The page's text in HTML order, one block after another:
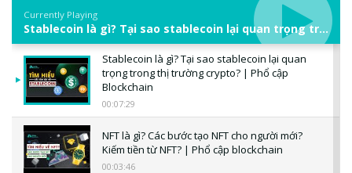
Currently Playing
Stablecoin là gì? Tại sao stablecoin lại quan trọng trong thị trường crypto? | Phổ cập Blockchain
Stablecoin là gì? Tại sao stablecoin lại quan
trọng trong thị trường crypto? | Phổ cập
Blockchain
00:07:29
NFT là gì? Các bước tạo NFT cho người mới?
Kiếm tiền từ NFT? | Phổ cập blockchain
00:03:46